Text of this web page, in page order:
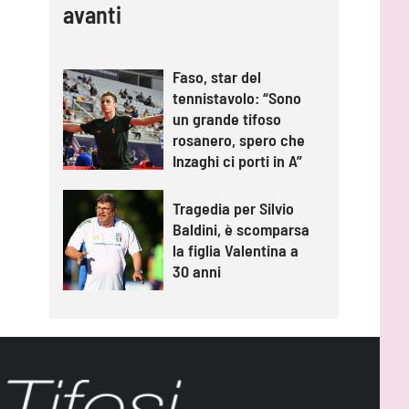
avanti
Faso, star del
tennistavolo: “Sono
un grande tifoso
rosanero, spero che
Inzaghi ci porti in A”
Tragedia per Silvio
Baldini, è scomparsa
la figlia Valentina a
30 anni